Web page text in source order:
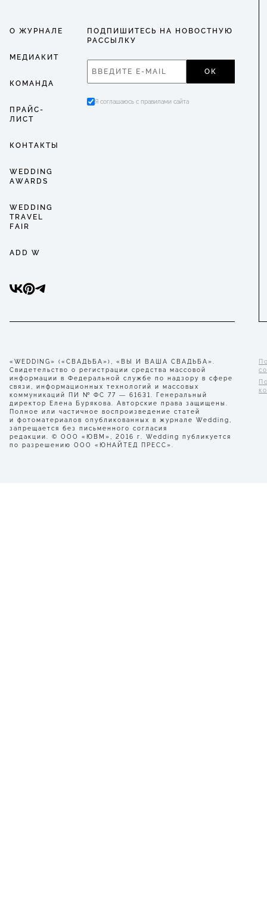
О ЖУРНАЛЕ
МЕДИАКИТ
КОМАНДА
ПРАЙС-
ЛИСТ
КОНТАКТЫ
WEDDING
AWARDS
WEDDING
TRAVEL
FAIR
ADD W
ПОДПИШИТЕСЬ НА НОВОСТНУЮ
РАССЫЛКУ
ОК
Я соглашаюсь с правилами сайта
«WEDDING» («СВАДЬБА»), «ВЫ И ВАША СВАДЬБА».
Свидетельство о регистрации средства массовой
информации в Федеральной службе по надзору в сфере
связи, информационных технологий и массовых
коммуникаций ПИ № ФС 77 — 61631. Генеральный
директор Елена Бурякова. Авторские права защищены.
Полное или частичное воспроизведение статей
и фотоматериалов опубликованных в журнале Wedding,
запрещается без письменного согласия
редакции. © ООО «ЮВМ», 2016 г. Wedding публикуется
по разрешению ООО «ЮНАЙТЕД ПРЕСС».